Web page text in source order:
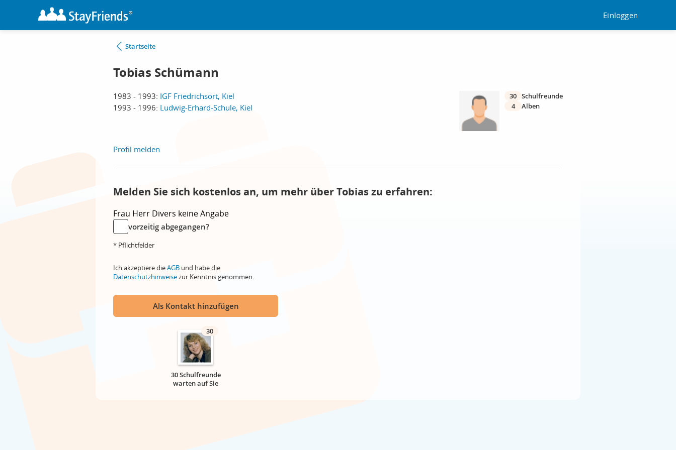
Einloggen
Startseite
Tobias Schümann
1983 - 1993: IGF Friedrichsort, Kiel
1993 - 1996: Ludwig-Erhard-Schule, Kiel
30 Schulfreunde
4
Alben
Profil melden
Melden Sie sich kostenlos an, um mehr über Tobias zu erfahren:
Frau Herr Divers keine Angabe
vorzeitig abgegangen?
* Pflichtfelder
Ich akzeptiere dieAGB und habe die
Datenschutzhinweisezur Kenntnis genommen.
Als Kontakt hinzufügen
30
30 Schulfreunde
warten auf Sie